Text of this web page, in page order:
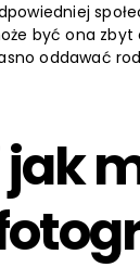
być ona zbyt
oddawać
jak